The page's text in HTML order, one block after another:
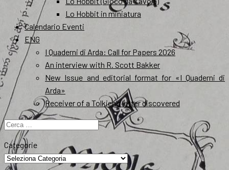
Lo Hobbit in miniatura
Calendario Eventi
ENG
I Quaderni di Arda: Call for Papers 2026
An interview with R. Scott Bakker
New Issue and editorial format for «I Quaderni di
Arda»
Receiver of a Tolkien’s letter discovered
Ricerca
per:
Categorie